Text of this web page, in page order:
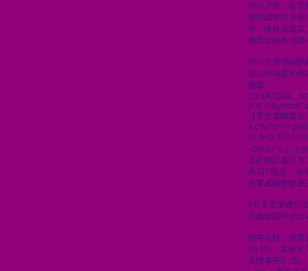
特區政府、監管
港持續奉行享譽
準，維持高質素
國際金融和商
特區政府感謝陳
能力和高度的專
厥職。
月零售業銷貨值
04 Aug 2026
政府統計處公
為315億元，按
售業總銷貨數
6月零售業總銷
售價值臨時估
按年比較，珠寶
20.1%；其他未
及煙草升2.5%